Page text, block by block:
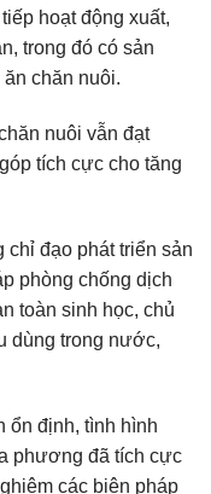
hoạt động xuất,
trong đó có sản
chăn nuôi.
nuôi vẫn đạt
tích cực cho tăng
chỉ đạo phát triển sản
phòng chống dịch
toàn sinh học, chủ
dùng trong nước,
ổn định, tình hình
phương đã tích cực
các biện pháp